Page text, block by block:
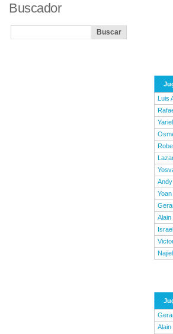
Luis
Alain
Alain
Buscador